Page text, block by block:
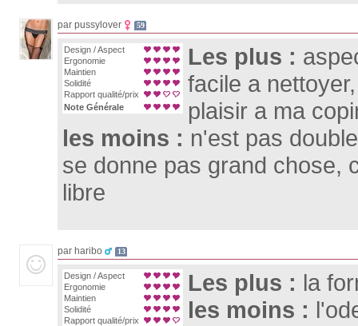
par pussylover 59
Design / Aspect
Ergonomie
Maintien
Solidité
Rapport qualité/prix
Note Générale
Les plus :
facile a
plaisir a ma
les moins : n'est pas
se donne pas grand chose,
libre
par haribo 13
Design / Aspect
Ergonomie
Maintien
Solidité
Rapport qualité/prix
Les plus : la
les moins :